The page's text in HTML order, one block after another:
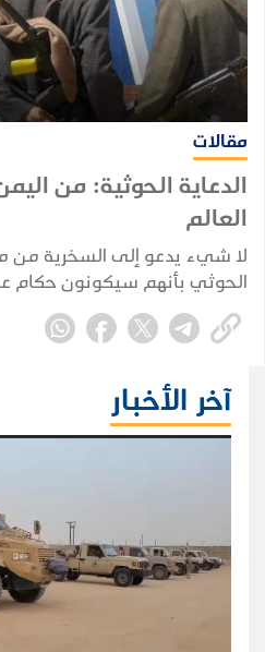
مقالات
الدعاية الحوثية: من
العالم
لا شيء يدعو إلى السخرية
الحوثي بأنهم سيكونون حكام
جذر حقيقي في اطماع الجماعة
وتعزز لديهم إحساسهم
آخر الأخبار